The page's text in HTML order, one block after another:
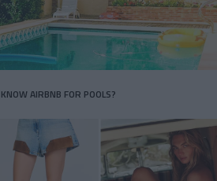
AIRBNB FOR POOLS?